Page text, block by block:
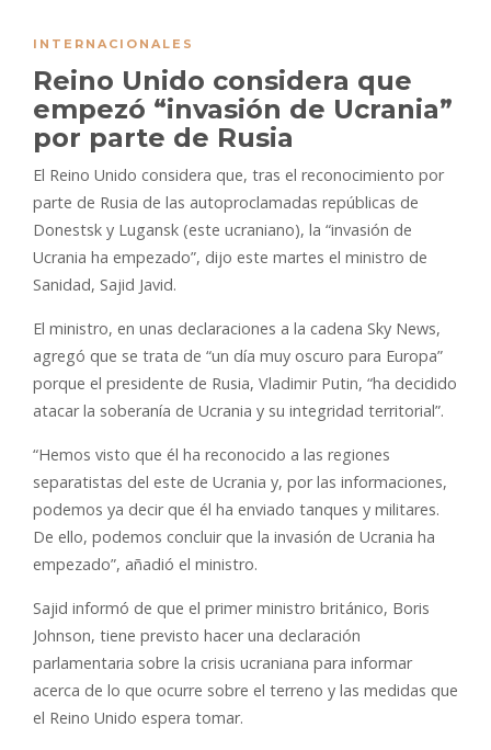
INTERNACIONALES
Reino Unido considera que
empezó “invasión de Ucrania”
por parte de Rusia
El Reino Unido considera que, tras el reconocimiento por
parte de Rusia de las autoproclamadas repúblicas de
Donestsk y Lugansk (este ucraniano), la “invasión de
Ucrania ha empezado”, dijo este martes el ministro de
Sanidad, Sajid Javid.
El ministro, en unas declaraciones a la cadena Sky News,
agregó que se trata de “un día muy oscuro para Europa”
porque el presidente de Rusia, Vladimir Putin, “ha decidido
atacar la soberanía de Ucrania y su integridad territorial”.
“Hemos visto que él ha reconocido a las regiones
separatistas del este de Ucrania y, por las informaciones,
podemos ya decir que él ha enviado tanques y militares.
De ello, podemos concluir que la invasión de Ucrania ha
empezado”, añadió el ministro.
Sajid informó de que el primer ministro británico, Boris
Johnson, tiene previsto hacer una declaración
parlamentaria sobre la crisis ucraniana para informar
acerca de lo que ocurre sobre el terreno y las medidas que
el Reino Unido espera tomar.